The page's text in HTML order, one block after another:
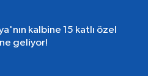
kalbine 15 katlı özel
geliyor!